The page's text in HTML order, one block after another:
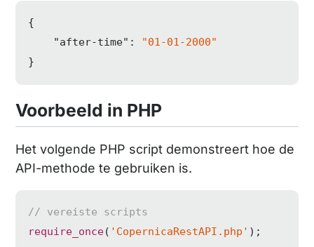
{
"after-time" : "01-01-2000"
}
Voorbeeld in PHP
Het volgende PHP script demonstreert hoe de
API-methode te gebruiken is.
// vereiste scripts
require_once( 'CopernicaRestAPI.php' );